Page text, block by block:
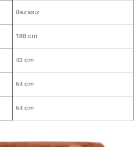
Bazasız
188 cm
43 cm
64 cm
64 cm